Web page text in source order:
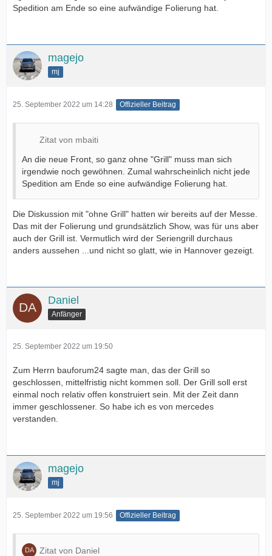
Spedition am Ende so eine aufwändige Folierung hat.
magejo
mj
25. September 2022 um 14:28 Offizieller Beitrag
Zitat von mbaiti
An die neue Front, so ganz ohne "Grill" muss man sich
irgendwie noch gewöhnen. Zumal wahrscheinlich nicht jede
Spedition am Ende so eine aufwändige Folierung hat.
Die Diskussion mit "ohne Grill" hatten wir bereits auf der Messe.
Das mit der Folierung und grundsätzlich Show, was für uns aber
auch der Grill ist. Vermutlich wird der Seriengrill durchaus
anders aussehen ...und nicht so glatt, wie in Hannover gezeigt.
Daniel
Anfänger
25. September 2022 um 19:50
Zum Herrn bauforum24 sagte man, das der Grill so
geschlossen, mittelfristig nicht kommen soll. Der Grill soll erst
einmal noch relativ offen konstruiert sein. Mit der Zeit dann
immer geschlossener. So habe ich es von mercedes
verstanden.
magejo
mj
25. September 2022 um 19:56 Offizieller Beitrag
Zitat von Daniel